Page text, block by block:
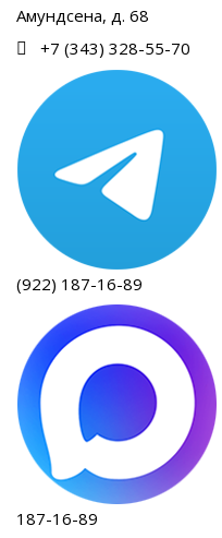
Амундсена, д. 68
+7 (343) 328-55-70
(922) 187-16-89
187-16-89